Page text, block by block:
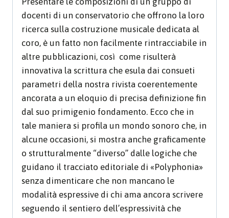
docenti di un conservatorio che offrono la loro
ricerca sulla costruzione musicale dedicata al
coro, è un fatto non facilmente rintracciabile in
altre pubblicazioni, così come risulterà
innovativa la scrittura che esula dai consueti
parametri della nostra rivista coerentemente
ancorata a un eloquio di precisa definizione fin
dal suo primigenio fondamento. Ecco che in
tale maniera si profila un mondo sonoro che, in
alcune occasioni, si mostra anche graficamente
o strutturalmente “diverso” dalle logiche che
guidano il tracciato editoriale di «Polyphonia»
senza dimenticare che non mancano le
modalità espressive di chi ama ancora scrivere
seguendo il sentiero dell’espressività che